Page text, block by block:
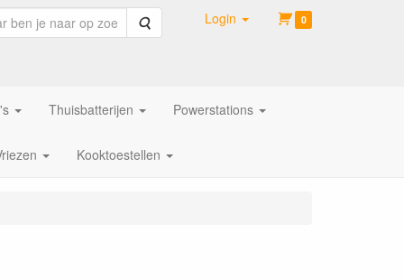
Zoeken Login 0
Thuisbatterijen Powerstations
Kooktoestellen